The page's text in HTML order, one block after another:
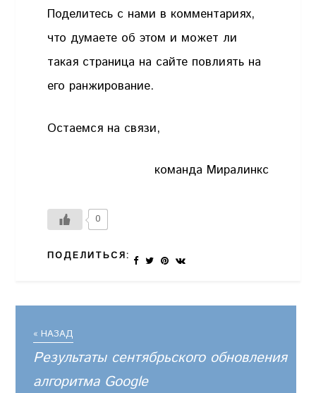
Поделитесь с нами в комментариях,
что думаете об этом и может ли
такая страница на сайте повлиять на
его ранжирование.
Остаемся на связи,
команда Миралинкс
0
ПОДЕЛИТЬСЯ:
« НАЗАД
Результаты сентябрьского обновления
алгоритма Google